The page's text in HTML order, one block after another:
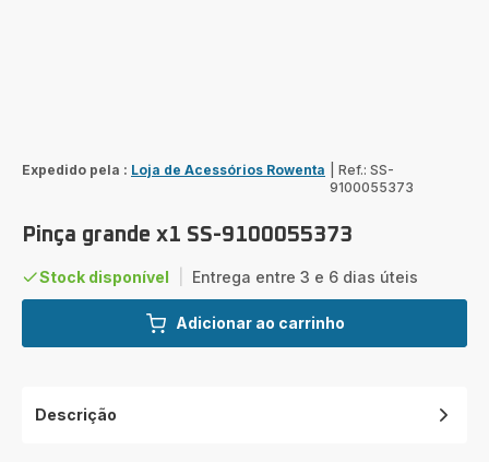
Expedido pela : Loja de Acessórios Rowenta
Ref.: SS-
9100055373
Pinça grande x1 SS-9100055373
Stock disponível Entrega entre 3 e 6 dias úteis
Adicionar ao carrinho
Descrição